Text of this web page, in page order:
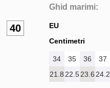
40
Ghid marimi:
EU
Centimetri
34 35 36 37
21.8 22.523.6 24.2